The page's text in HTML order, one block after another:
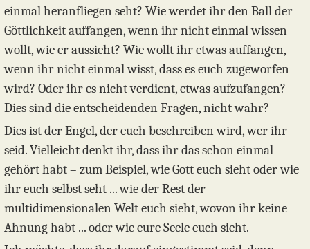
einmal heranfliegen seht? Wie werdet ihr den Ball der
Göttlichkeit auffangen, wenn ihr nicht einmal wissen
wollt, wie er aussieht? Wie wollt ihr etwas auffangen,
wenn ihr nicht einmal wisst, dass es euch zugeworfen
wird? Oder ihr es nicht verdient, etwas aufzufangen?
Dies sind die entscheidenden Fragen, nicht wahr?
Dies ist der Engel, der euch beschreiben wird, wer ihr
seid. Vielleicht denkt ihr, dass ihr das schon einmal
gehört habt – zum Beispiel, wie Gott euch sieht oder wie
ihr euch selbst seht ... wie der Rest der
multidimensionalen Welt euch sieht, wovon ihr keine
Ahnung habt ... oder wie eure Seele euch sieht.